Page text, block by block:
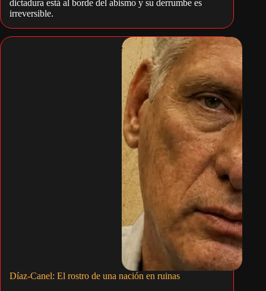
dictadura está al borde del abismo y su derrumbe es
irreversible.
Díaz-Canel: El rostro de una nación en ruinas